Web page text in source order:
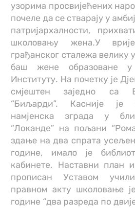
узорима просвијећених
почеле да се стварају у
патријархалности,
школовању жена.У
грађанског сталежа велику
баш жене образоване у
Институту. На почетку је
смјештен заједно са
“Биљарди”. Касније је
намјенска зграда у
“Локанде” на пољани
здање на два спрата
године, имало је
кабинете. Наставни план
прописан Уставом
правном акту школовање
године “два разреда по